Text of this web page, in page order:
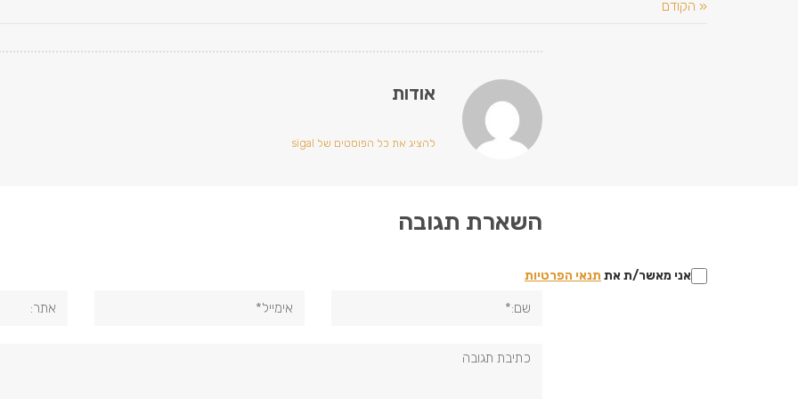
« הקודם
אודות
להציג את כל הפוסטים של sigal
השארת תגובה
אני מאשר/ת את תנאי הפרטיות